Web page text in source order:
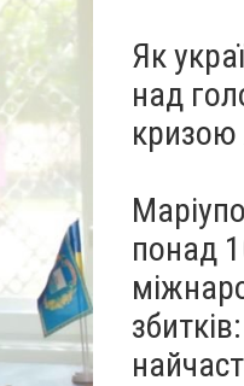
Як
над
понад